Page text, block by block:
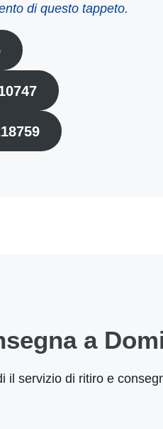
di questo tappeto.
a
il servizio di ritiro e